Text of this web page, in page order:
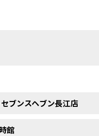
ブンスヘブン長江店
館